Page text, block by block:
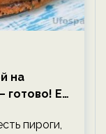
на
Ем,
пироги,